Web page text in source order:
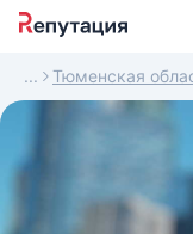
Тюменская